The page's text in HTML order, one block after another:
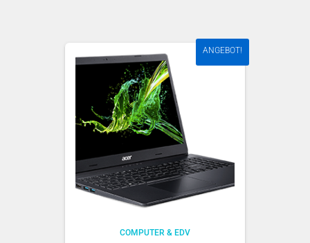
ANGEBOT!
COMPUTER & EDV